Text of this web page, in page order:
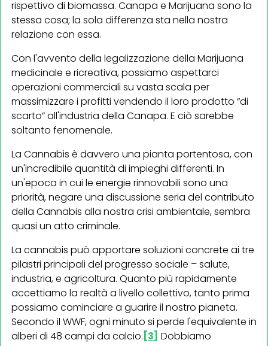
rispettivo di biomassa. Canapa e Marijuana sono la
stessa cosa; la sola differenza sta nella nostra
relazione con essa.
Con l'avvento della legalizzazione della Marijuana
medicinale e ricreativa, possiamo aspettarci
operazioni commerciali su vasta scala per
massimizzare i profitti vendendo il loro prodotto “di
scarto” all'industria della Canapa. E ciò sarebbe
soltanto fenomenale.
La Cannabis è davvero una pianta portentosa, con
un'incredibile quantità di impieghi differenti. In
un'epoca in cui le energie rinnovabili sono una
priorità, negare una discussione seria del contributo
della Cannabis alla nostra crisi ambientale, sembra
quasi un atto criminale.
La cannabis può apportare soluzioni concrete ai tre
pilastri principali del progresso sociale – salute,
industria, e agricoltura. Quanto più rapidamente
accettiamo la realtà a livello collettivo, tanto prima
possiamo cominciare a guarire il nostro pianeta.
Secondo il WWF, ogni minuto si perde l'equivalente in
alberi di 48 campi da calcio. [3] Dobbiamo